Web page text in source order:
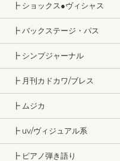
┣ ショックス●ヴィシャス
┣ バックステージ・パス
┣ シンプジャーナル
┣ 月刊カドカワ/ブレス
┣ ムジカ
┣ uv/ヴィジュアル系
┣ ピアノ弾き語り